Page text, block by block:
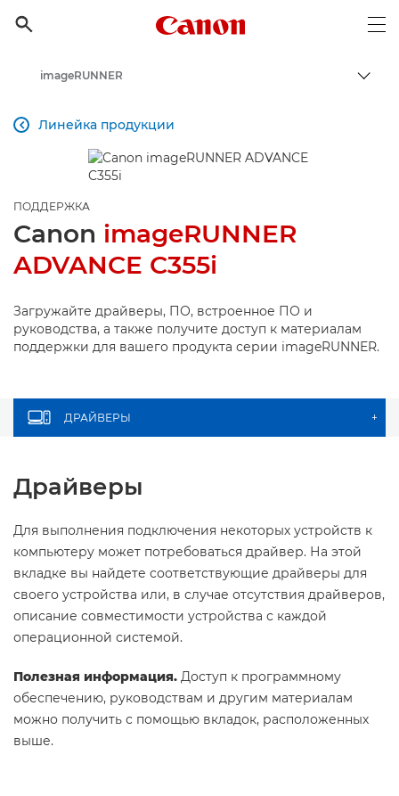

Canon Logo, back to
imageRUNNER
Линейка продукции

ПОДДЕРЖКА
Canon imageRUNNER
ADVANCE C355i
Загружайте драйверы, ПО, встроенное ПО и
руководства, а также получите доступ к материалам
поддержки для вашего продукта серии imageRUNNER.
ДРАЙВЕРЫ +
Драйверы
Для выполнения подключения некоторых устройств к
компьютеру может потребоваться драйвер. На этой
вкладке вы найдете соответствующие драйверы для
своего устройства или, в случае отсутствия драйверов,
описание совместимости устройства с каждой
операционной системой.
Полезная информация. Доступ к программному
обеспечению, руководствам и другим материалам
можно получить с помощью вкладок, расположенных
выше.